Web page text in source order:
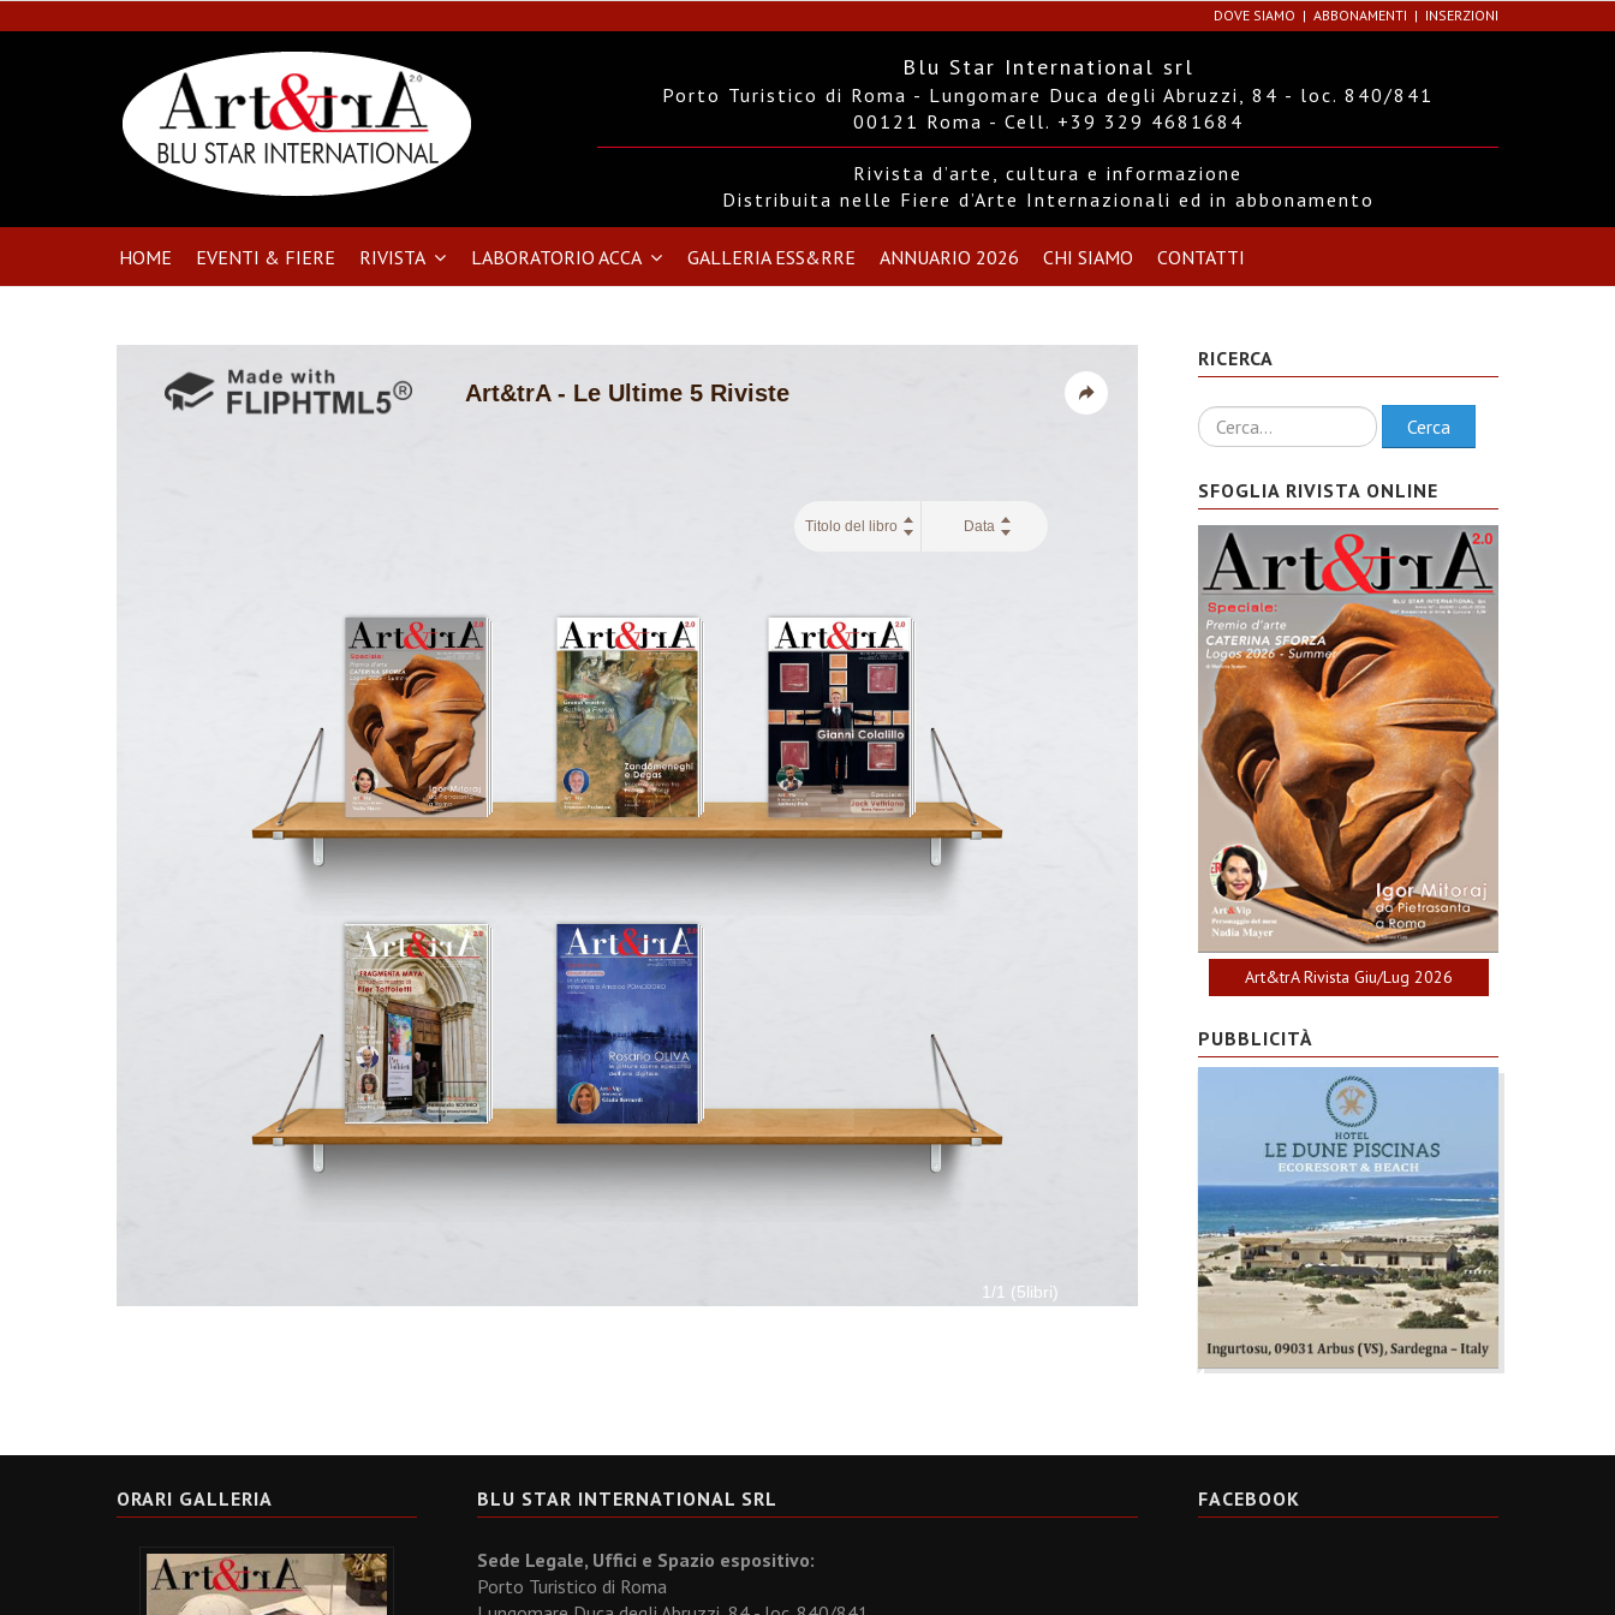
DOVE SIAMO ABBONAMENTI INSERZIONI
Blu Star International srl
Porto Turistico di Roma - Lungomare Duca degli Abruzzi, 84 - loc. 840/841
00121 Roma - Cell. +39 329 4681684
Rivista d’arte, cultura e informazione
Distribuita nelle Fiere d’Arte Internazionali ed in abbonamento
HOME EVENTI & FIERE RIVISTA LABORATORIO ACCA GALLERIA ESS&RRE ANNUARIO 2026 CHI SIAMO CONTATTI
RICERCA
Ricerca Cerca
SFOGLIA RIVISTA ONLINE
Art&trA Rivista Giu/Lug 2026
PUBBLICITÀ
ORARI GALLERIA BLU STAR INTERNATIONAL SRL
Sede Legale, Uffici e Spazio espositivo:
Porto Turistico di Roma
FACEBOOK